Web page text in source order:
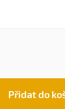
Přidat do